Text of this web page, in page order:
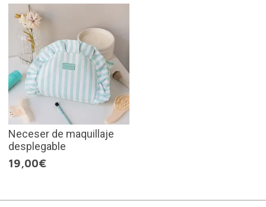
Neceser de maquillaje
desplegable
19,00€